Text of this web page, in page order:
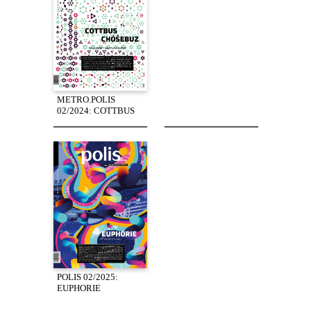
METRO.POLIS
02/2024: COTTBUS
POLIS 02/2025:
EUPHORIE